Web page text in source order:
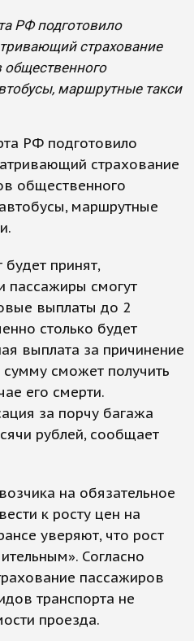
РФ подготовило
страхование
общественного
маршрутные такси
РФ подготовило
страхование
общественного
маршрутные
будет принят,
пассажиры смогут
выплаты до 2
столько будет
выплата за причинение
сможет получить
его смерти.
за порчу багажа
рублей, сообщает
на обязательное
к росту цен на
уверяют, что рост
Согласно
пассажиров
транспорта не
проезда.